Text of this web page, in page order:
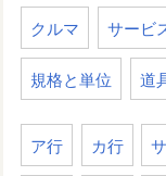
クルマ サービ
規格と単位 道
ア行 カ行